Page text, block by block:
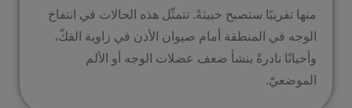
منها تقريبًا ستصبح خبيثةً. تتمثّل هذه الحالات في انتفاخ
الوجه في المنطقة أمام صيوان الأذن في زاوية الفكّ،
وأحيانًا نادرةً ينشأ ضعف عضلات الوجه أو الألم
الموضعيّ.